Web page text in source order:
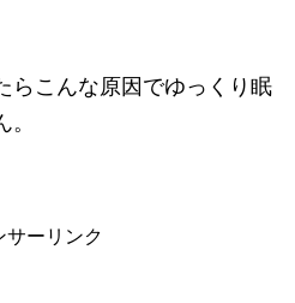
らこんな原因でゆっくり眠
サーリンク